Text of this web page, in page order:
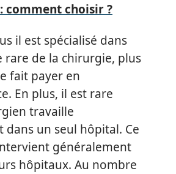
comment choisir ?
il est spécialisé dans
rare de la chirurgie, plus
fait payer en
En plus, il est rare
travaille
dans un seul hôpital. Ce
généralement
hôpitaux. Au nombre